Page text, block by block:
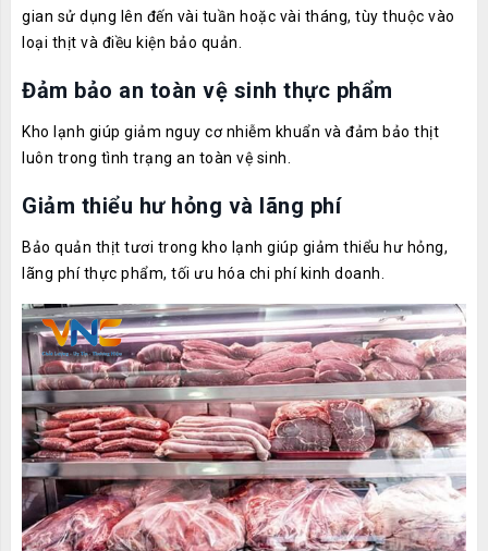
gian sử dụng lên đến vài tuần hoặc vài tháng, tùy thuộc vào
loại thịt và điều kiện bảo quản.
Đảm bảo an toàn vệ sinh thực phẩm
Kho lạnh giúp giảm nguy cơ nhiễm khuẩn và đảm bảo thịt
luôn trong tình trạng an toàn vệ sinh.
Giảm thiểu hư hỏng và lãng phí
Bảo quản thịt tươi trong kho lạnh giúp giảm thiểu hư hỏng,
lãng phí thực phẩm, tối ưu hóa chi phí kinh doanh.